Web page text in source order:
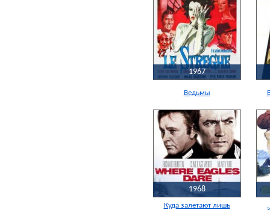
Ведьмы
1967
Куда залетают лишь
1968